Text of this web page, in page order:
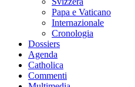
Papa e Vaticano
Internazionale
Cronologia
Dossiers
Agenda
Catholica
Commenti